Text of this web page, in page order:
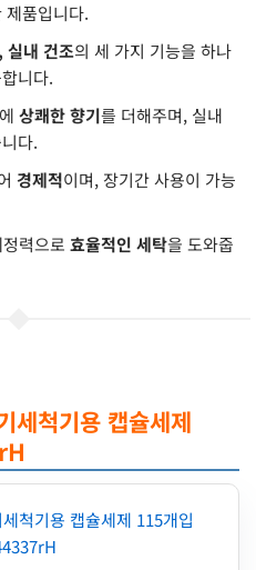
제품입니다.
실내 건조의 세 가지 기능을 하나
니다.
상쾌한 향기를 더해주며, 실내
다.
경제적이며, 장기간 사용이 가능
력으로 효율적인 세탁을 도와줍
세척기용 캡슐세제